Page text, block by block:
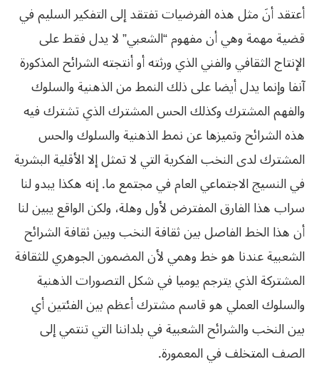
أعتقد أنَ‮ ‬مثل هذه الفرضيات تفتقد إلى التفكير السليم في‮
‬قضية مهمة وهي‮ ‬أن مفهوم‮ “‬الشعبي‮” ‬لا‮ ‬يدل فقط على
الإنتاج الثقافي‮ ‬والفني‮ ‬الذي‮ ‬ورثته أو أنتجته الشرائح المذكورة
آنفا وإنما‮ ‬يدل أيضا على ذلك النمط من الذهنية والسلوك
والفهم المشترك وكذلك الحس المشترك الذي‮ ‬تشترك فيه
هذه الشرائح وتميزها عن نمط الذهنية والسلوك والحس
المشترك لدى النخب الفكرية التي‮ ‬لا تمثل إلا الأقلية البشرية
في‮ ‬النسيج الاجتماعي‮ ‬العام في‮ ‬مجتمع ما‮. ‬إنه هكذا‮ ‬يبدو لنا
سراب هذا الفارق المفترض لأول وهلة،‮ ‬ولكن الواقع‮ ‬يبين لنا
أن هذا الخط الفاصل بين ثقافة النخب وبين ثقافة الشرائح
الشعبية عندنا هو خط وهمي‮ ‬لأن المضمون الجوهري‮ ‬للثقافة
المشتركة الذي‮ ‬يترجم‮ ‬يوميا في‮ ‬شكل التصورات الذهنية
والسلوك العملي‮ ‬هو قاسم مشترك أعظم بين الفئتين أي‮
‬بين النخب والشرائح الشعبية في‮ ‬بلداننا التي‮ ‬تنتمي‮ ‬إلى
الصف المتخلف في‮ ‬المعمورة‮. ‬